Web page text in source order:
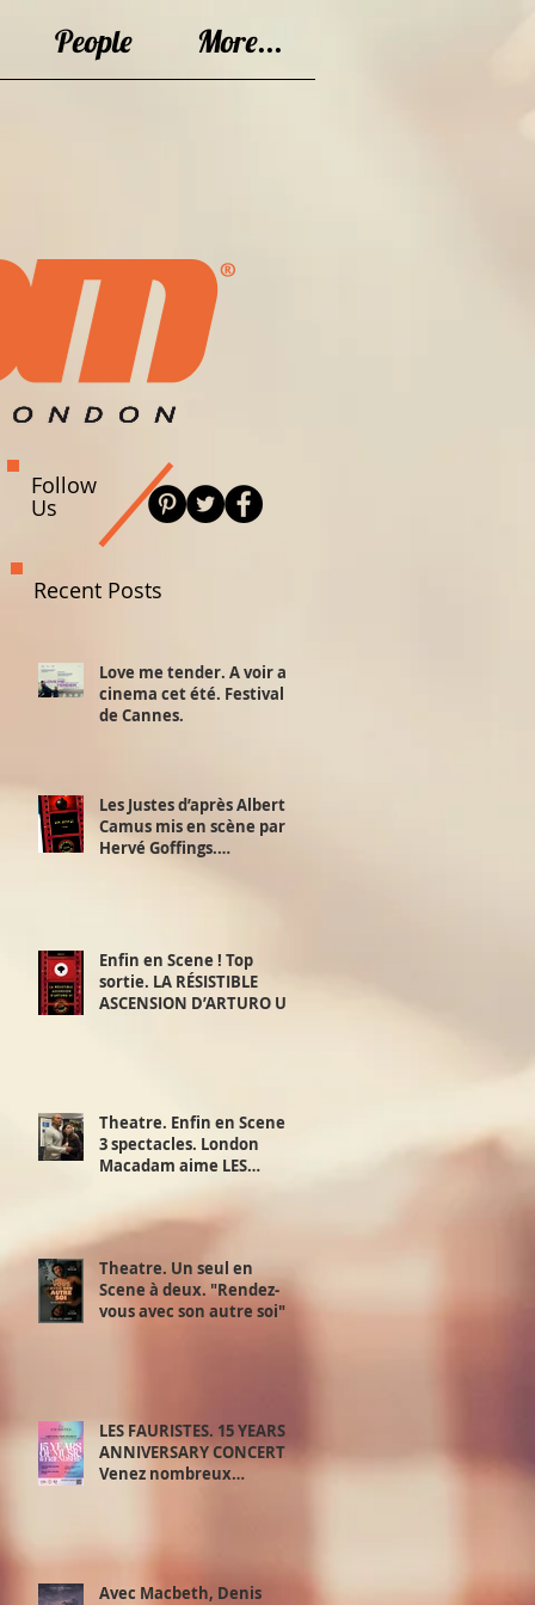
People More...
Follow
Us
Recent Posts
Love me tender. A voir au
cinema cet été. Festival
de Cannes.
Les Justes d’après Albert
Camus mis en scène par
Hervé Goffings.
Enfin en Scene ! Top
sortie. LA RÉSISTIBLE
ASCENSION D’ARTURO UI.
Theatre. Enfin en Scene !
3 spectacles. London
Macadam aime LES
Exchange Theatre. 28,29
et 30 juin.
Theatre. Un seul en
Scene à deux. "Rendez-
vous avec son autre soi".
LES FAURISTES. 15 YEARS
ANNIVERSARY CONCERT.
Venez nombreux
Avec Macbeth, Denis